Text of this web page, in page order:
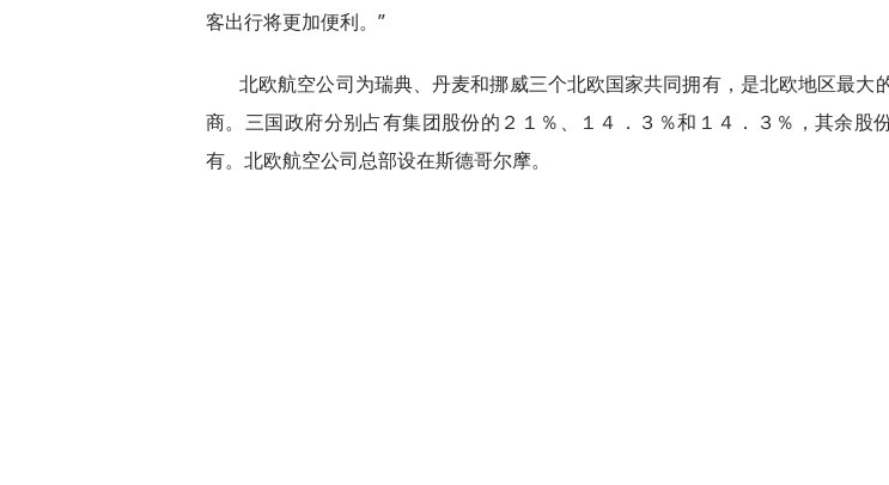
客出行将更加便利。”
北欧航空公司为瑞典、丹麦和挪威三个北欧国家共同拥有，是北欧地区最大
商。三国政府分别占有集团股份的２１％、１４．３％和１４．３％，其余股
有。北欧航空公司总部设在斯德哥尔摩。